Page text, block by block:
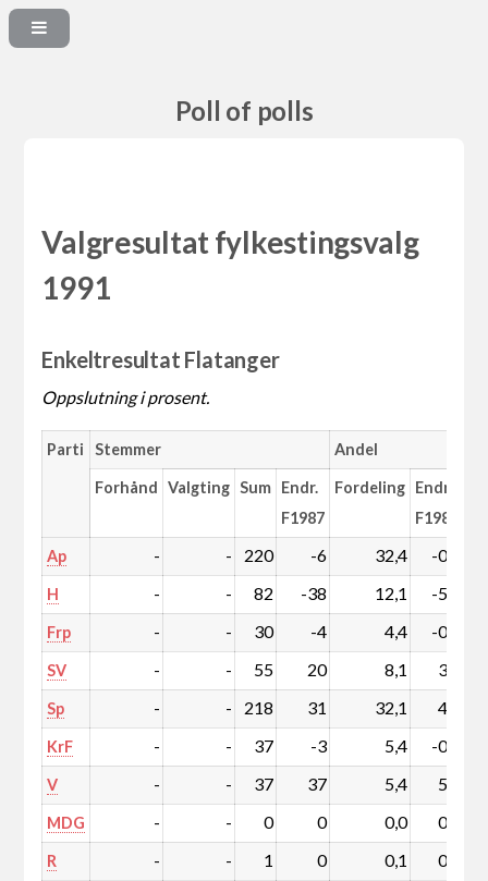
Poll of polls
Valgresultat fylkestingsvalg
1991
Enkeltresultat Flatanger
Oppslutning i prosent.
Parti Stemmer Andel
Forhånd Valgting Sum Endr.
F1987
Fordeling Endr.
F1987
Ap - - 220 -6 32,4 -0,7
H - - 82 -38 12,1 -5,5
Frp - - 30 -4 4,4 -0,6
SV - - 55 20 8,1 3,0
Sp - - 218 31 32,1 4,7
KrF - - 37 -3 5,4 -0,4
V - - 37 37 5,4 5,4
MDG - - 0 0 0,0 0,0
R - - 1 0 0,1 0,0